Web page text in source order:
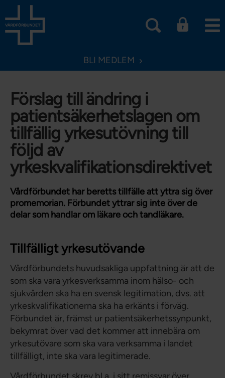
BLI MEDLEM
Förslag till ändring i
patientsäkerhetslagen om
tillfällig yrkesutövning till
följd av
yrkeskvalifikationsdirektivet
Vårdförbundet har beretts tillfälle att yttra sig över
promemorian. Förbundet yttrar sig inte över de
delar som handlar om läkare och tandläkare.
Tillfälligt yrkesutövande
Vårdförbundets huvudsakliga uppfattning är att de
som ska vara yrkesverksamma inom hälso- och
sjukvården ska ha en svensk legitimation, dvs. att
yrkeskvalifikationerna ska ha erkänts i förväg.
Förbundet är, främst ur patientsäkerhetssynpunkt,
bekymrat över vad det kommer att innebära om
yrkesutövare som ska vara verksamma i landet
tillfälligt, inte ska vara legitimerade.